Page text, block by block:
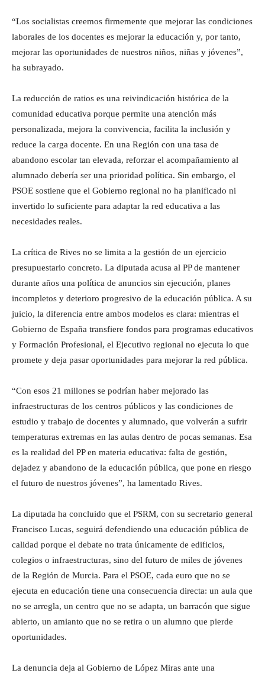
“Los socialistas creemos firmemente que mejorar las condiciones
laborales de los docentes es mejorar la educación y, por tanto,
mejorar las oportunidades de nuestros niños, niñas y jóvenes”,
ha subrayado.
La reducción de ratios es una reivindicación histórica de la
comunidad educativa porque permite una atención más
personalizada, mejora la convivencia, facilita la inclusión y
reduce la carga docente. En una Región con una tasa de
abandono escolar tan elevada, reforzar el acompañamiento al
alumnado debería ser una prioridad política. Sin embargo, el
PSOE sostiene que el Gobierno regional no ha planificado ni
invertido lo suficiente para adaptar la red educativa a las
necesidades reales.
La crítica de Rives no se limita a la gestión de un ejercicio
presupuestario concreto. La diputada acusa al PP de mantener
durante años una política de anuncios sin ejecución, planes
incompletos y deterioro progresivo de la educación pública. A su
juicio, la diferencia entre ambos modelos es clara: mientras el
Gobierno de España transfiere fondos para programas educativos
y Formación Profesional, el Ejecutivo regional no ejecuta lo que
promete y deja pasar oportunidades para mejorar la red pública.
“Con esos 21 millones se podrían haber mejorado las
infraestructuras de los centros públicos y las condiciones de
estudio y trabajo de docentes y alumnado, que volverán a sufrir
temperaturas extremas en las aulas dentro de pocas semanas. Esa
es la realidad del PP en materia educativa: falta de gestión,
dejadez y abandono de la educación pública, que pone en riesgo
el futuro de nuestros jóvenes”, ha lamentado Rives.
La diputada ha concluido que el PSRM, con su secretario general
Francisco Lucas, seguirá defendiendo una educación pública de
calidad porque el debate no trata únicamente de edificios,
colegios o infraestructuras, sino del futuro de miles de jóvenes
de la Región de Murcia. Para el PSOE, cada euro que no se
ejecuta en educación tiene una consecuencia directa: un aula que
no se arregla, un centro que no se adapta, un barracón que sigue
abierto, un amianto que no se retira o un alumno que pierde
oportunidades.
La denuncia deja al Gobierno de López Miras ante una